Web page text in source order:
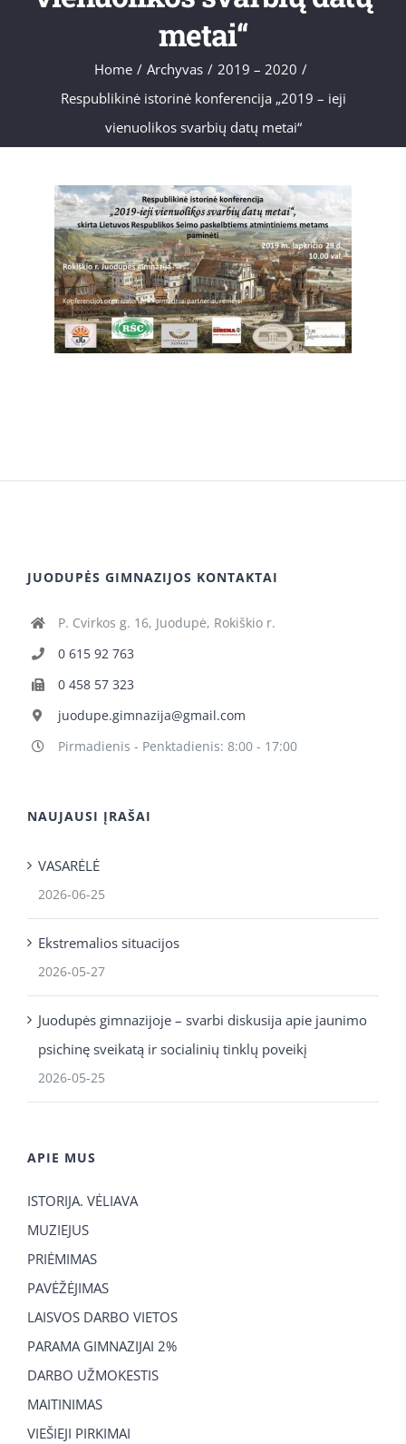
metai“
Home / Archyvas / 2019 – 2020 /
Respublikinė istorinė konferencija „2019 – ieji
vienuolikos svarbių datų metai“
JUODUPĖS GIMNAZIJOS KONTAKTAI
P. Cvirkos g. 16, Juodupė, Rokiškio r.
0 615 92 763
0 458 57 323
juodupe.gimnazija@gmail.com
Pirmadienis - Penktadienis: 8:00 - 17:00
NAUJAUSI ĮRAŠAI
VASARĖLĖ
2026-06-25
Ekstremalios situacijos
2026-05-27
Juodupės gimnazijoje – svarbi diskusija apie jaunimo
psichinę sveikatą ir socialinių tinklų poveikį
2026-05-25
APIE MUS
ISTORIJA. VĖLIAVA
MUZIEJUS
PRIĖMIMAS
PAVĖŽĖJIMAS
LAISVOS DARBO VIETOS
PARAMA GIMNAZIJAI 2%
DARBO UŽMOKESTIS
MAITINIMAS
VIEŠIEJI PIRKIMAI